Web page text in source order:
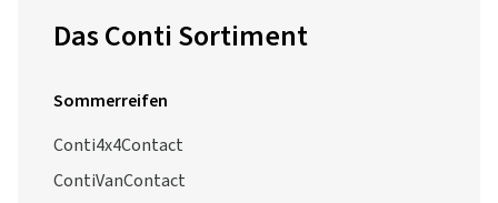
Das Conti Sortiment
Sommerreifen
Conti4x4Contact
ContiVanContact